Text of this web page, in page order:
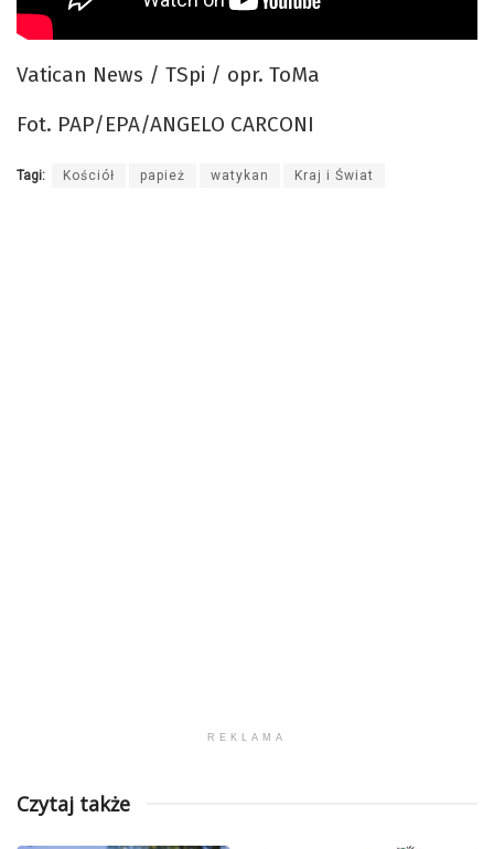
Vatican News / TSpi / opr. ToMa
Fot. PAP/EPA/ANGELO CARCONI
Tagi: Kościół papież watykan Kraj i Świat
REKLAMA
Czytaj także